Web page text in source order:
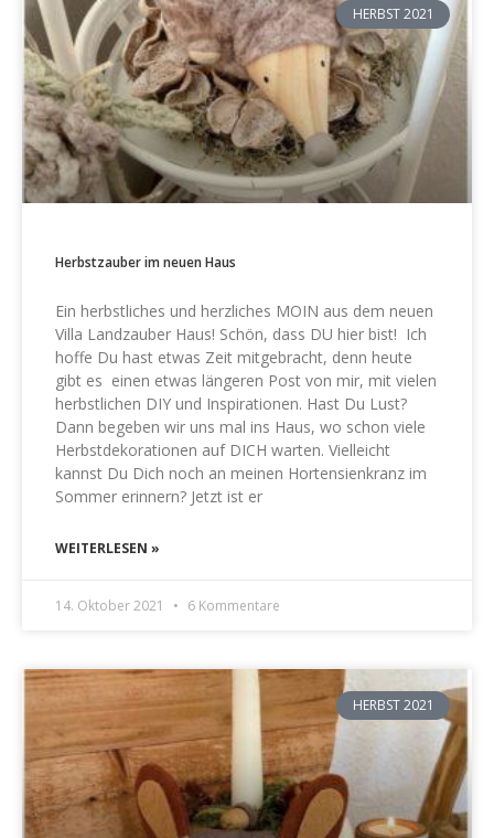
HERBST 2021
Herbstzauber im neuen Haus
Ein herbstliches und herzliches MOIN aus dem neuen
Villa Landzauber Haus! Schön, dass DU hier bist! Ich
hoffe Du hast etwas Zeit mitgebracht, denn heute
gibt es einen etwas längeren Post von mir, mit vielen
herbstlichen DIY und Inspirationen. Hast Du Lust?
Dann begeben wir uns mal ins Haus, wo schon viele
Herbstdekorationen auf DICH warten. Vielleicht
kannst Du Dich noch an meinen Hortensienkranz im
Sommer erinnern? Jetzt ist er
WEITERLESEN »
14. Oktober 2021 6 Kommentare
HERBST 2021